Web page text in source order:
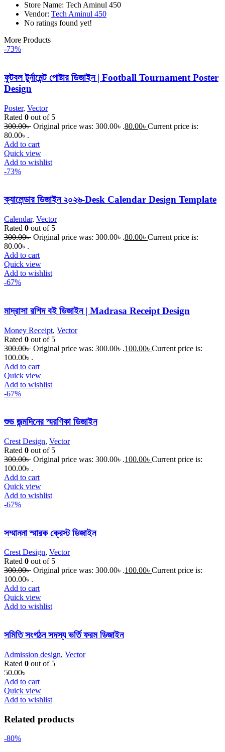
Store Name: Tech Aminul 450
Vendor: Tech Aminul 450
No ratings found yet!
More Products
-73%
ফুটবল টুর্নামেন্ট পোষ্টার ডিজাইন | Football Tournament Poster
Design
Poster, Vector
Rated 0 out of 5
300.00৳ Original price was: 300.00৳ .80.00৳ Current price is:
80.00৳ .
Add to cart
Quick view
Add to wishlist
-73%
ক্যালেন্ডার ডিজাইন ২০২৬-Desk Calendar Design Template
Calendar, Vector
Rated 0 out of 5
300.00৳ Original price was: 300.00৳ .80.00৳ Current price is:
80.00৳ .
Add to cart
Quick view
Add to wishlist
-67%
মাদ্রাসা রশিদ বই ডিজাইন | Madrasa Receipt Design
Money Receipt, Vector
Rated 0 out of 5
300.00৳ Original price was: 300.00৳ .100.00৳ Current price is:
100.00৳ .
Add to cart
Quick view
Add to wishlist
-67%
শুভ জন্মদিনের স্মরণিকা ডিজাইন
Crest Design, Vector
Rated 0 out of 5
300.00৳ Original price was: 300.00৳ .100.00৳ Current price is:
100.00৳ .
Add to cart
Quick view
Add to wishlist
-67%
সম্মাননা স্মারক ক্রেস্ট ডিজাইন
Crest Design, Vector
Rated 0 out of 5
300.00৳ Original price was: 300.00৳ .100.00৳ Current price is:
100.00৳ .
Add to cart
Quick view
Add to wishlist
সমিতি সংগঠন সদস্য ভর্তি ফরম ডিজাইন
Admission design, Vector
Rated 0 out of 5
50.00৳
Add to cart
Quick view
Add to wishlist
Related products
-80%